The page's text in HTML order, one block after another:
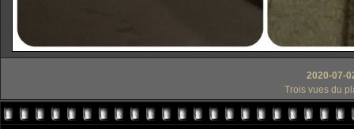
2020-07-
Trois vues du